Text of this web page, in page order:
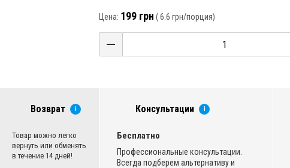
Цена: 199 грн (6.6 грн/порция)
Возврат i
Товар можно легко
вернуть или обменять
в течение 14 дней!
Консультации i
Бесплатно
Профессиональные консультации.
Всегда подберем альтернативу и